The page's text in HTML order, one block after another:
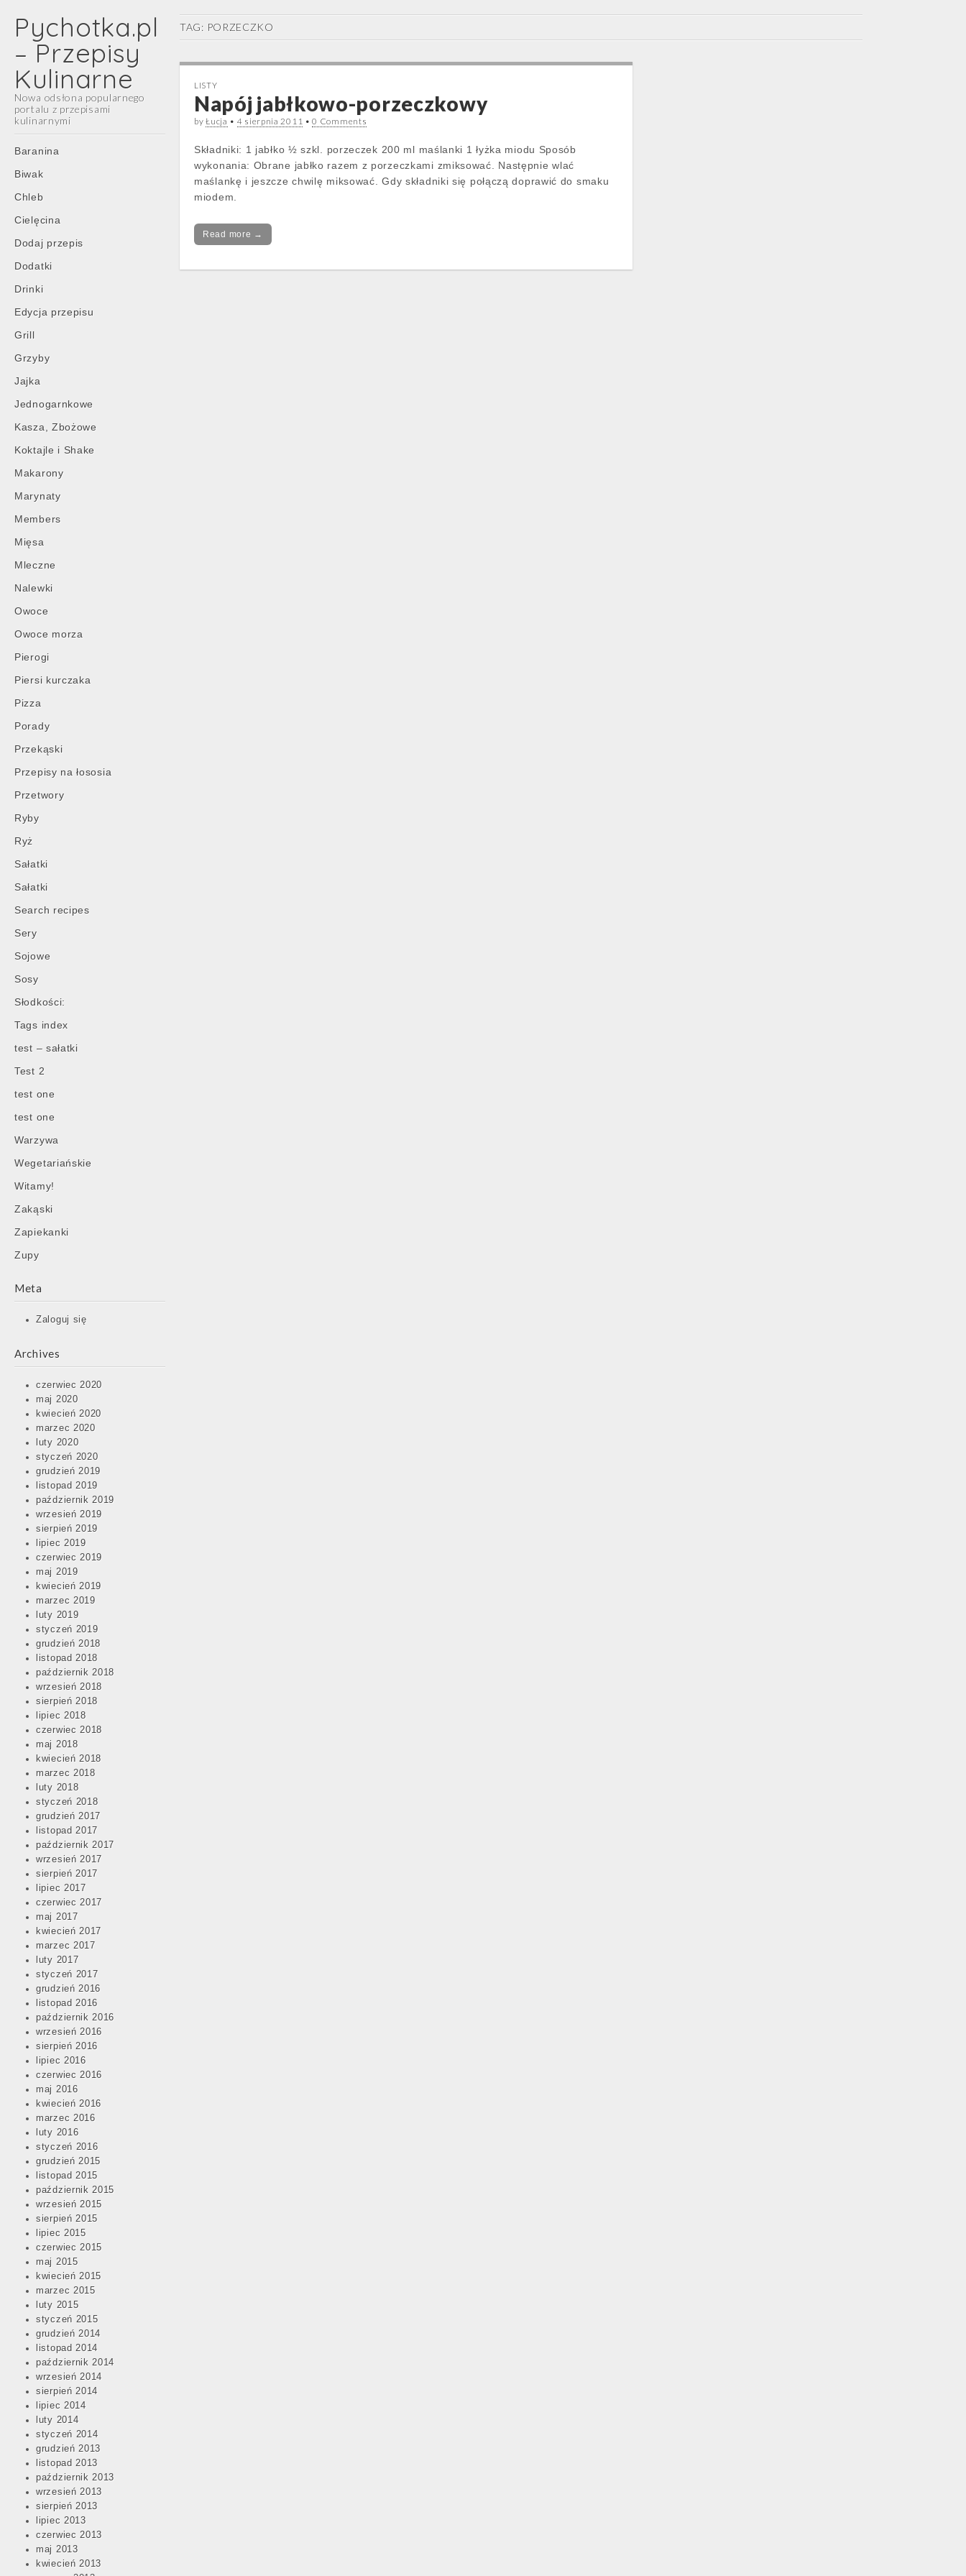
Pychotka.pl
– Przepisy
Kulinarne
Nowa odsłona popularnego
portalu z przepisami
kulinarnymi
Main
menu
Skip
content
Baranina
Biwak
Chleb
Cielęcina
Dodaj przepis
Dodatki
Drinki
Edycja przepisu
Grill
Grzyby
Jajka
Jednogarnkowe
Kasza, Zbożowe
Koktajle i Shake
Makarony
Marynaty
Members
Mięsa
Mleczne
Nalewki
Owoce
Owoce morza
Pierogi
Piersi kurczaka
Pizza
Porady
Przekąski
Przepisy na łososia
Przetwory
Ryby
Ryż
Sałatki
Sałatki
Search recipes
Sery
Sojowe
Sosy
Słodkości:
Tags index
test – sałatki
Test 2
test one
test one
Warzywa
Wegetariańskie
Witamy!
Zakąski
Zapiekanki
Zupy
Meta
Zaloguj się
Archives
czerwiec 2020
maj 2020
kwiecień 2020
marzec 2020
luty 2020
styczeń 2020
grudzień 2019
listopad 2019
październik 2019
wrzesień 2019
sierpień 2019
lipiec 2019
czerwiec 2019
maj 2019
kwiecień 2019
marzec 2019
luty 2019
styczeń 2019
grudzień 2018
listopad 2018
październik 2018
wrzesień 2018
sierpień 2018
lipiec 2018
czerwiec 2018
maj 2018
kwiecień 2018
marzec 2018
luty 2018
styczeń 2018
grudzień 2017
listopad 2017
październik 2017
wrzesień 2017
sierpień 2017
lipiec 2017
czerwiec 2017
maj 2017
kwiecień 2017
marzec 2017
luty 2017
styczeń 2017
grudzień 2016
listopad 2016
październik 2016
wrzesień 2016
sierpień 2016
lipiec 2016
czerwiec 2016
maj 2016
kwiecień 2016
marzec 2016
luty 2016
styczeń 2016
grudzień 2015
listopad 2015
październik 2015
wrzesień 2015
sierpień 2015
lipiec 2015
czerwiec 2015
maj 2015
kwiecień 2015
marzec 2015
luty 2015
styczeń 2015
grudzień 2014
listopad 2014
październik 2014
wrzesień 2014
sierpień 2014
lipiec 2014
luty 2014
styczeń 2014
grudzień 2013
listopad 2013
październik 2013
wrzesień 2013
sierpień 2013
lipiec 2013
czerwiec 2013
maj 2013
kwiecień 2013
TAG: PORZECZKO
LISTY
Napój jabłkowo-porzeczkowy
byŁucja • 4 sierpnia 2011 •0 Comments
Składniki: 1 jabłko ½ szkl. porzeczek 200 ml maślanki 1 łyżka miodu Sposób
wykonania: Obrane jabłko razem z porzeczkami zmiksować. Następnie wlać
maślankę i jeszcze chwilę miksować. Gdy składniki się połączą doprawić do smaku
miodem.
Read more →